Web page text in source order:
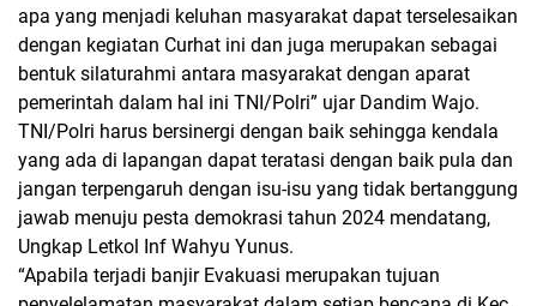
apa yang menjadi keluhan masyarakat dapat terselesaikan
dengan kegiatan Curhat ini dan juga merupakan sebagai
bentuk silaturahmi antara masyarakat dengan aparat
pemerintah dalam hal ini TNI/Polri” ujar Dandim Wajo.
TNI/Polri harus bersinergi dengan baik sehingga kendala
yang ada di lapangan dapat teratasi dengan baik pula dan
jangan terpengaruh dengan isu-isu yang tidak bertanggung
jawab menuju pesta demokrasi tahun 2024 mendatang,
Ungkap Letkol Inf Wahyu Yunus.
“Apabila terjadi banjir Evakuasi merupakan tujuan